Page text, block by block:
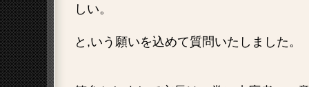
しい。
と,いう願いを込めて質問いたしました。